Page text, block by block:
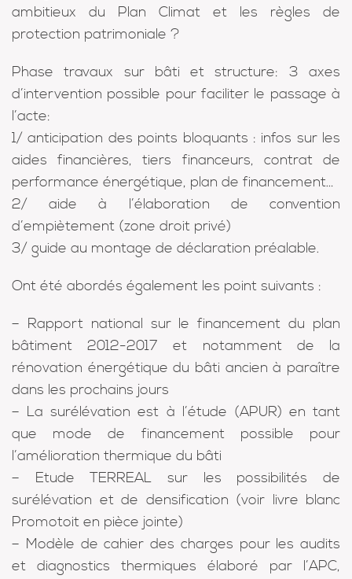
ambitieux du Plan Climat et les règles de
protection patrimoniale ?
Phase travaux sur bâti et structure: 3 axes
d’intervention possible pour faciliter le passage à
l’acte:
1/ anticipation des points bloquants : infos sur les
aides financières, tiers financeurs, contrat de
performance énergétique, plan de financement…
2/ aide à l’élaboration de convention
d’empiètement (zone droit privé)
3/ guide au montage de déclaration préalable.
Ont été abordés également les point suivants :
– Rapport national sur le financement du plan
bâtiment 2012-2017 et notamment de la
rénovation énergétique du bâti ancien à paraître
dans les prochains jours
– La surélévation est à l’étude (APUR) en tant
que mode de financement possible pour
l’amélioration thermique du bâti
– Etude TERREAL sur les possibilités de
surélévation et de densification (voir livre blanc
Promotoit en pièce jointe)
– Modèle de cahier des charges pour les audits
et diagnostics thermiques élaboré par l’APC,